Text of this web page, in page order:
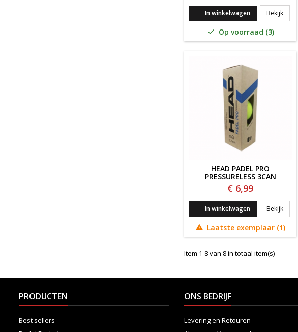
In winkelwagen Bekijk
 Op voorraad (3)
HEAD PADEL PRO
PRESSURELESS 3CAN
€ 6,99
In winkelwagen Bekijk
 Laatste exemplaar (1)
Item 1-8 van 8 in totaal item(s)
PRODUCTEN
Best sellers
ONS BEDRIJF
Levering en Retouren